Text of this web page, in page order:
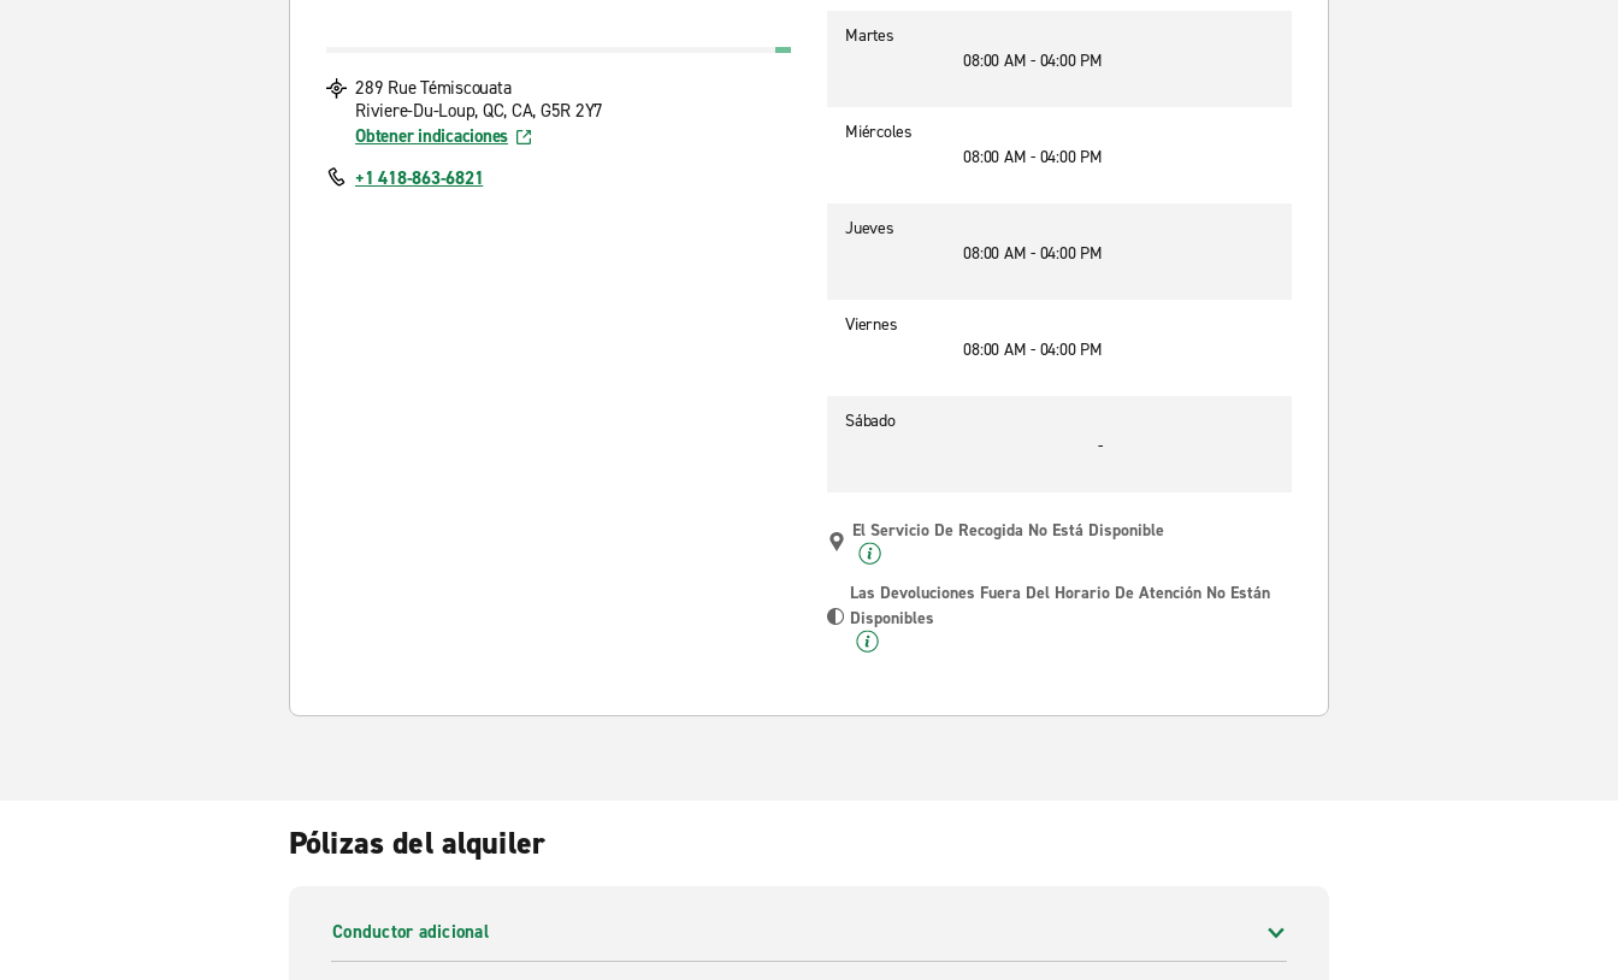
289 Rue Témiscouata
Riviere-Du-Loup, QC, CA, G5R 2Y7
Obtener indicaciones
+1 418-863-6821
Martes
08:00 AM - 04:00 PM
Miércoles
08:00 AM - 04:00 PM
Jueves
08:00 AM - 04:00 PM
Viernes
08:00 AM - 04:00 PM
Sábado
-
El Servicio De Recogida No Está Disponible
Las Devoluciones Fuera Del Horario De Atención No Están
Disponibles
Pólizas del alquiler
Conductor adicional